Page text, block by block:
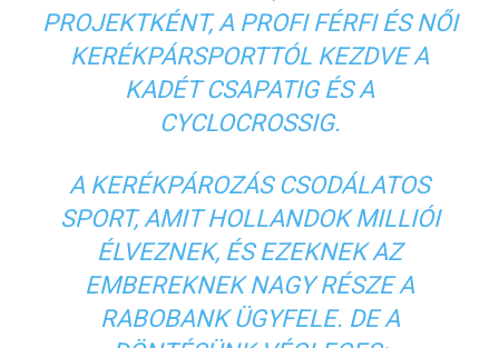
PROJEKTKÉNT, A PROFI FÉRFI ÉS NŐI
KERÉKPÁRSPORTTÓL KEZDVE A
KADÉT CSAPATIG ÉS A
CYCLOCROSSIG.
A KERÉKPÁROZÁS CSODÁLATOS
SPORT, AMIT HOLLANDOK MILLIÓI
ÉLVEZNEK, ÉS EZEKNEK AZ
EMBEREKNEK NAGY RÉSZE A
RABOBANK ÜGYFELE. DE A